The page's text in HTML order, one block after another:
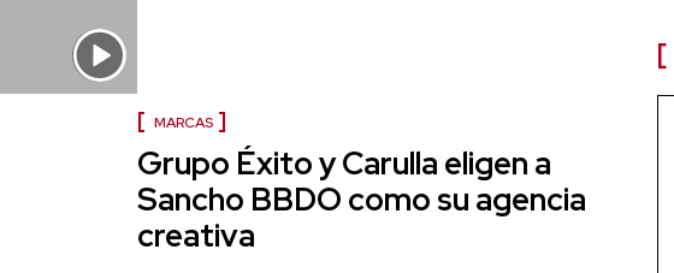
MARCAS
Grupo Éxito y Carulla eligen a
Sancho BBDO como su agencia
creativa